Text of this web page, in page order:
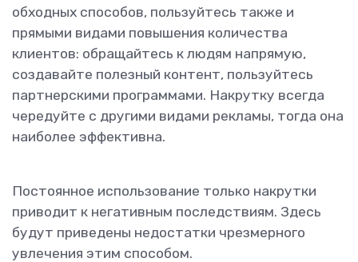
обходных способов, пользуйтесь также и
прямыми видами повышения количества
клиентов: обращайтесь к людям напрямую,
создавайте полезный контент, пользуйтесь
партнерскими программами. Накрутку всегда
чередуйте с другими видами рекламы, тогда она
наиболее эффективна.
Постоянное использование только накрутки
приводит к негативным последствиям. Здесь
будут приведены недостатки чрезмерного
увлечения этим способом.